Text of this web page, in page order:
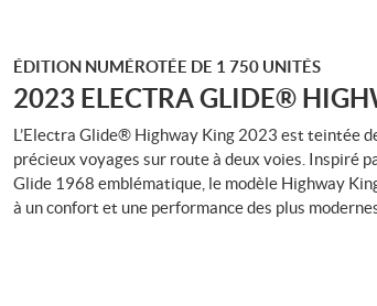
ÉDITION NUMÉROTÉE DE 1 750 UNITÉS
2023 ELECTRA GLIDE®
L’Electra Glide® Highway King 2023 est teintée
précieux voyages sur route à deux voies. Inspiré
Glide 1968 emblématique, le modèle Highway
à un confort et une performance des plus